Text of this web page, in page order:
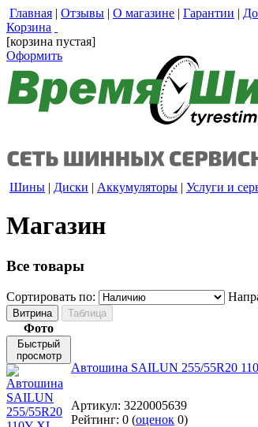
Главная | Отзывы | О магазине | Гарантии |
Корзина
[корзина пустая]
Оформить
Шины | Диски | Аккумуляторы | Услуги и
Магазин
Все товары
Сортировать по:
Фото
Быстрый
просмотр
Автошина SAILUN 255/55R20
Артикул: 3220005639
Рейтинг: 0 (оценок 0)